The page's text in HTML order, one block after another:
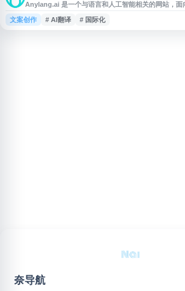
Anylang.ai 是一个与语言和人工智能相关的网站，面
译或本地化能力的用户。网站可用于了解其提供的 AI
应用场景，适合开发者、企业和内容创作者参考，用
文案创作 # AI翻译 # 国际化
奈导航